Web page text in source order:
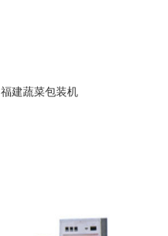
福建蔬菜包装机